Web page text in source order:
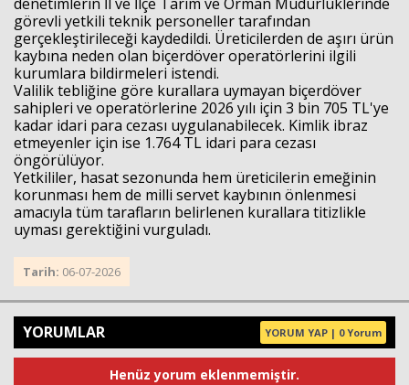
görevli yetkili teknik personeller tarafından
gerçekleştirileceği kaydedildi. Üreticilerden de aşırı ürün
kaybına neden olan biçerdöver operatörlerini ilgili
kurumlara bildirmeleri istendi.
Valilik tebliğine göre kurallara uymayan biçerdöver
sahipleri ve operatörlerine 2026 yılı için 3 bin 705 TL'ye
kadar idari para cezası uygulanabilecek. Kimlik ibraz
etmeyenler için ise 1.764 TL idari para cezası
öngörülüyor.
Yetkililer, hasat sezonunda hem üreticilerin emeğinin
korunması hem de milli servet kaybının önlenmesi
amacıyla tüm tarafların belirlenen kurallara titizlikle
uyması gerektiğini vurguladı.
Tarih: 06-07-2026
YORUMLAR YORUM YAP | 0 Yorum
Henüz yorum eklenmemiştir.